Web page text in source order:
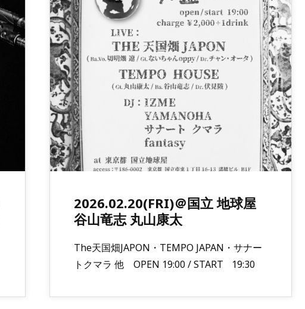
2026.02.20(FRI)＠国立 地球屋
谷山竜志 丸山康太
The天国畑JAPON・TEMPO JAPAN・サナー
トクマラ 他 OPEN 19:00 / START 19:30